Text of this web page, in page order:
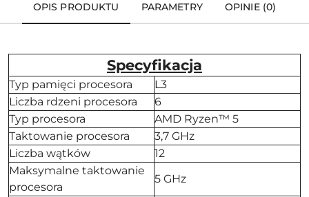
OPIS PRODUKTU PARAMETRY OPINIE (0)
Specyfikacja
Typ pamięci procesora
L3
Liczba rdzeni procesora
6
Typ procesora
AMD Ryzen™ 5
Taktowanie procesora
3,7 GHz
Liczba wątków
12
Maksymalne taktowanie
procesora
5 GHz